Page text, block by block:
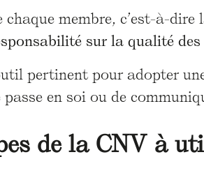
membre, c’est-à-dire
sur la qualité des
pertinent pour adopter
en soi ou de
de la CNV à